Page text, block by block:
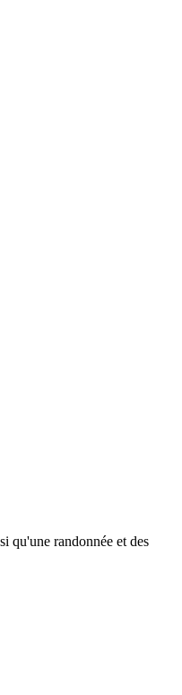
qu'une randonnée et des